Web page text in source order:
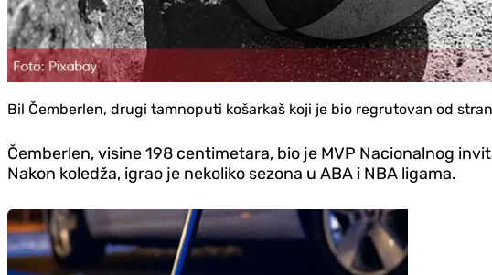
Bil Čemberlen, drugi tamnoputi košarkaš koji je bio regrutovan od
Čemberlen, visine 198 centimetara, bio je MVP Nacionalnog
Nakon koledža, igrao je nekoliko sezona u ABA i NBA ligama.